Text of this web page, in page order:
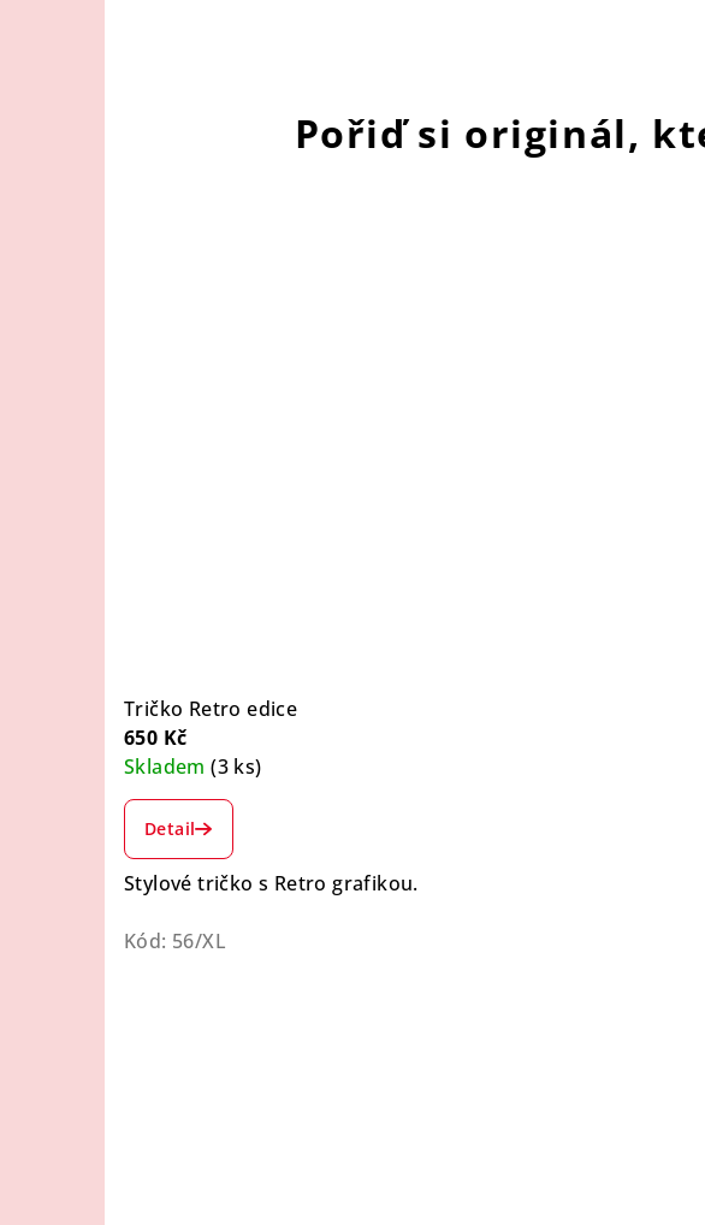
Pořiď si originál,
Tričko Retro edice
650 Kč
Skladem(3 ks)
Průměrné
hodnocení
produktu
je
z
Detail
Stylové tričko s Retro grafikou.
Kód: 56/XL